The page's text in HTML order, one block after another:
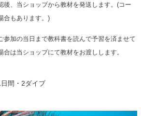
後、当ショップから教材を発送します。(コー
合もあります。)
参加の当日まで教科書を読んで予習を済ませて
は当ショップにて教材をお渡しします。
間・2ダイブ